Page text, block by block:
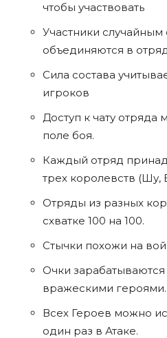
чтобы участвовать
Участники
объединяются в
Сила состава
игроков
Доступ к чату отряда
поле боя.
Каждый отряд
трех королевств (Шу,
Отряды из разных
схватке 100 на 100.
Стычки похожи на
Очки
вражескими героями.
Всех Героев можно
один раз в Атаке.